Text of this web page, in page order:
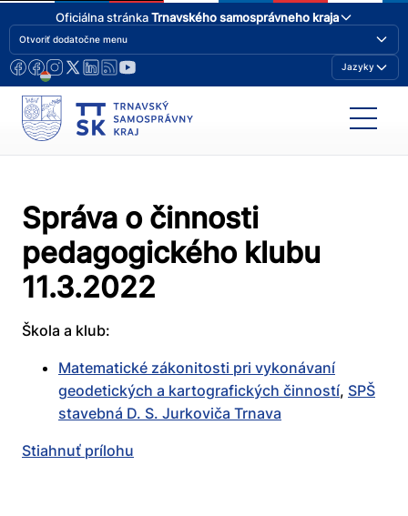
Oficiálna stránkaTrnavského samosprávneho kraja
Otvoriť dodatočne menu
Jazyky
Správa o činnosti
pedagogického klubu
11.3.2022
Škola a klub:
Matematické zákonitosti pri vykonávaní
geodetických a kartografických činností, SPŠ
stavebná D. S. Jurkoviča Trnava
Stiahnuť prílohu